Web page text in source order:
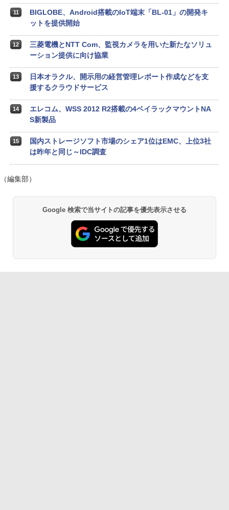
11
BIGLOBE、Android搭載のIoT端末「BL-01」の開発キ
ットを提供開始
12
三菱電機とNTT Com、監視カメラを用いた新たなソリュ
ーション提供に向け協業
13
日本オラクル、開示用の経営管理レポート作成などを支
援するクラウドサービス
14
エレコム、WSS 2012 R2搭載の4ベイラックマウントNA
S新製品
15
国内ストレージソフト市場のシェア1位はEMC、上位3社
は昨年と同じ～IDC調査
（編集部）
Google 検索で当サイトの記事を優先表示させる